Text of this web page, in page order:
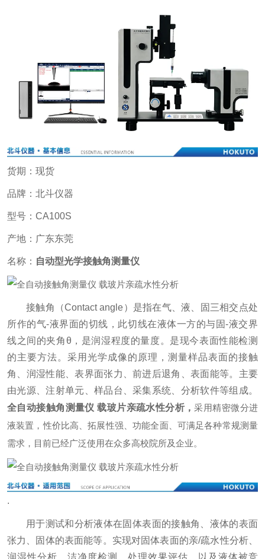
货期：现货
品牌：北斗仪器
型号：CA100S
产地：广东东莞
名称： 自动型光学接触角测量仪
接触角（Contact angle）是指在气、液、固三相交点处
所作的气-液界面的切线，此切线在液体一方的与固-液交界
线之间的夹角θ，是润湿程度的量度。是现今表面性能检测
的主要方法。采用光学成像的原理，测量样品表面的接触
角、润湿性能、表界面张力、前进后退角、表面能等。主要
由光源、注射单元、样品台、采集系统、分析软件等组成。
全自动接触角测量仪 载玻片亲疏水性分析 ，采用精密微分进
液装置，性价比高、拓展性强、功能全面、可满足各种常规测量
需求，目前已经广泛使用在众多高校院所及企业。
.
用于测试和分析液体在固体表面的接触角、液体的表面
张力、固体的表面能等。实现对固体表面的亲/疏水性分析、